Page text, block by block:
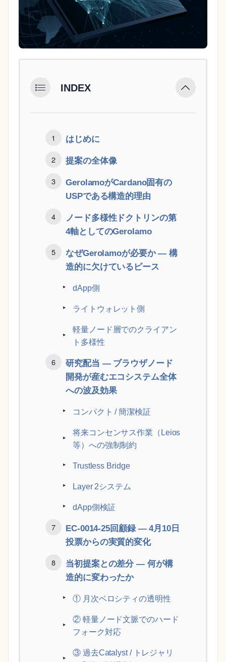
INDEX
はじめに
提案の全体像
GerolamoがCardano固有の
USPである構造的理由
ノード多様性ドクトリンの第
4軸としてのGerolamo
なぜGerolamoが必要か ― 構
造的に欠けているピース
dApp側
ライトウォレット側
軽量ノード層でのクライアン
ト多様性
研究配当 ― ブラウザノード
開発が産むエコシステム全体
への波及効果
コンパクト / 簡潔検証
将来コンセンサス作業（Leios
等）への強制制約
Trustless Bridge
Layer 2システム
dApp側検証
EC-0014-25回顧録 ― 4月10日
投票からの実質的変化
当初提案との差分 ― 何が構
造的に変わったか
① 月次ベロシティの透明性
② 軽量ノード文脈でのハード
フォーク対応
③ 過去Catalyst / トレジャリ